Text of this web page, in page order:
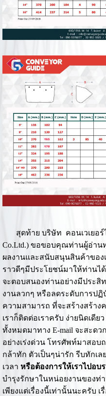
สุดท้าย บริษัท คอนเวเยอร์
Co.Ltd.) ขอขอบคุณท่านผู้อ่าน
ผลงานและสนับสนุนสินค้าของ
ราวดีๆมีประโยชน์มาให้ท่านไ
จะตอบสนองท่านอย่างมีประสิ
งานลวกๆ หรือลดระดับการปฏิ
ความสามารถ ที่จะสร้างสร้าง
เราก็ติดต่อเราครับ ง่ายนิดเดียว
ทั้งหมดมาทาง E-mail จะสะดว
อย่างเร่งด่วน โทรศัพท์มาสอบ
กล้าทัก ตัวเป็นๆน่ารัก รีบทักเ
เวลา หรือต้องการให้เราไปอ
บำรุงรักษาในหน่อยงานของท่
เพียงแต่เรื่องนี้เท่านั้นนะครับ